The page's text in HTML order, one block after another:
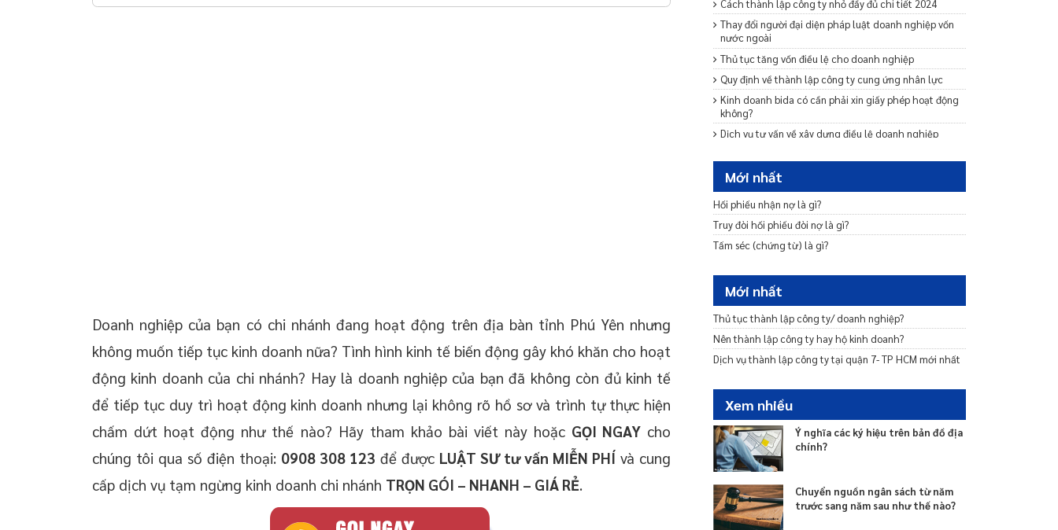
Doanh nghiệp của bạn có chi nhánh đang hoạt động trên địa bàn tỉnh Phú Yên nhưng
không muốn tiếp tục kinh doanh nữa? Tình hình kinh tế biến động gây khó khăn cho hoạt
động kinh doanh của chi nhánh? Hay là doanh nghiệp của bạn đã không còn đủ kinh tế
để tiếp tục duy trì hoạt động kinh doanh nhưng lại không rõ hồ sơ và trình tự thực hiện
chấm dứt hoạt động như thế nào? Hãy tham khảo bài viết này hoặc GỌI NGAY cho
chúng tôi qua số điện thoại: 0908 308 123 để được LUẬT SƯ tư vấn MIỄN PHÍ và cung
cấp dịch vụ tạm ngừng kinh doanh chi nhánh TRỌN GÓI – NHANH – GIÁ RẺ.
Cách thành lập công ty nhỏ đầy đủ chi tiết 2024
Thay đổi người đại diện pháp luật doanh nghiệp vốn
nước ngoài
Thủ tục tăng vốn điều lệ cho doanh nghiệp
Quy định về thành lập công ty cung ứng nhân lực
Kinh doanh bida có cần phải xin giấy phép hoạt động
không?
Dịch vụ tư vấn về xây dựng điều lệ doanh nghiệp
Mẫu giấy đề nghị dừng thực hiện thủ tục đăng ký
doanh nghiệp
Quy định về giấy phép kinh doanh cà phê mới nhất
2024
Quy định về chuyển đổi loại hình doanh nghiệp mới
Mẫu cam kết bảo lãnh phát hành trái phiếu ra công
chúng
Dịch vụ tư vấn khởi nghiệp – Startup trọn gói uy tín
Tư vấn miễn nhiệm bãi miễn thành viên Ban quản trị
nhà chung cư
Mới nhất
Hối phiếu nhận nợ là gì?
Truy đòi hối phiếu đòi nợ là gì?
Tấm séc (chứng từ) là gì?
Mới nhất
Thủ tục thành lập công ty/ doanh nghiệp?
Nên thành lập công ty hay hộ kinh doanh?
Dịch vụ thành lập công ty tại quận 7- TP HCM mới nhất
Xem nhiều
Ý nghĩa các ký hiệu trên bản đồ địa
chính?
Chuyển nguồn ngân sách từ năm
trước sang năm sau như thế nào?